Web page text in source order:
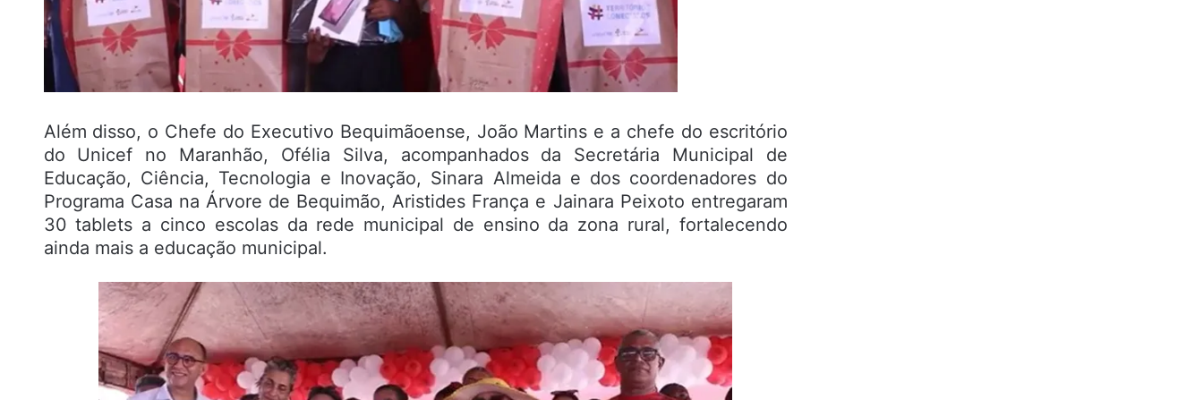
Além disso, o Chefe do Executivo Bequimãoense, João Martins e a chefe do escritório
do Unicef no Maranhão, Ofélia Silva, acompanhados da Secretária Municipal de
Educação, Ciência, Tecnologia e Inovação, Sinara Almeida e dos coordenadores do
Programa Casa na Árvore de Bequimão, Aristides França e Jainara Peixoto entregaram
30 tablets a cinco escolas da rede municipal de ensino da zona rural, fortalecendo
ainda mais a educação municipal.